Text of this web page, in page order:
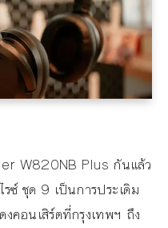
W820NB Plus กันแล้ว
รซ์ ชุด 9 เป็นการประเดิม
คอนเสิร์ตที่กรุงเทพฯ ถึง